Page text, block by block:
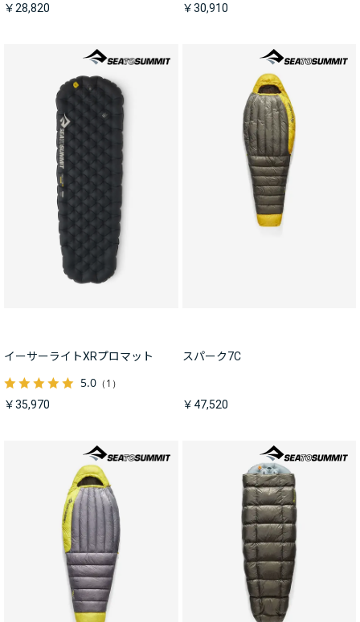
￥28,820 ￥30,910
イーサーライトXRプロマット
5.0 （1）
￥35,970
スパーク7C
￥47,520